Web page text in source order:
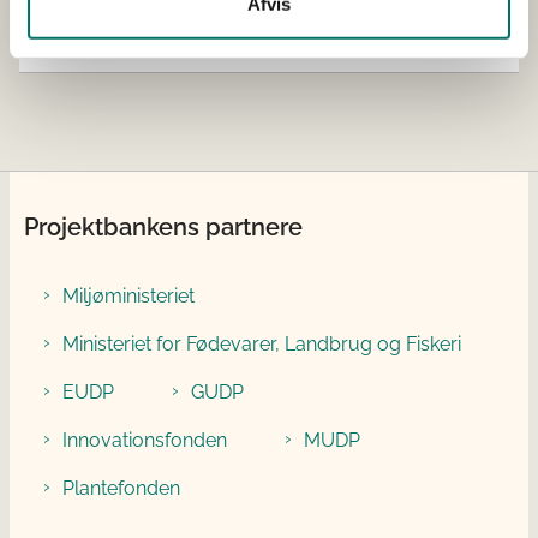
tildelt
DKK 5.309.520,00
Projektbankens partnere
Miljøministeriet
Ministeriet for Fødevarer, Landbrug og Fiskeri
EUDP GUDP
Innovationsfonden MUDP
Plantefonden